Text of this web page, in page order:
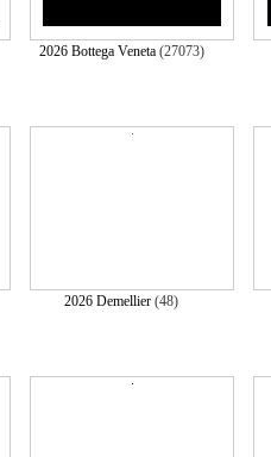
2026 Bottega Veneta(27073)
2026 Demellier (48)